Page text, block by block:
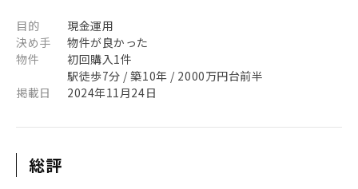
目的
現金運用
決め手
物件が良かった
物件
初回購入1件
駅徒歩7分 / 築10年 / 2000万円台前半
掲載日
2024年11月24日
総評